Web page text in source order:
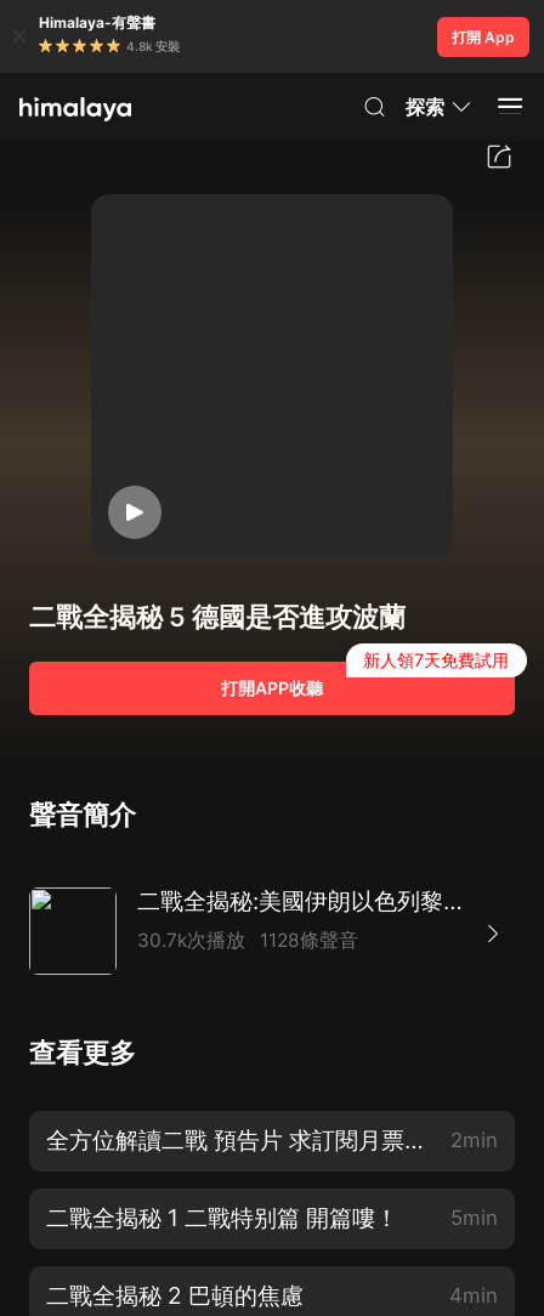
Himalaya-有聲書
4.8k 安裝
打開 App
探索
二戰全揭秘 5 德國是否進攻波蘭
打開APP收聽
新人領7天免費試用
聲音簡介
二戰全揭秘:美國伊朗以色列黎巴嫩霍爾木茲海峽
30.7k次播放 1128條聲音
查看更多
全方位解讀二戰 預告片 求訂閱月票分享 2min
二戰全揭秘 1 二戰特别篇 開篇嘍！ 5min
二戰全揭秘 2 巴頓的焦慮 4min